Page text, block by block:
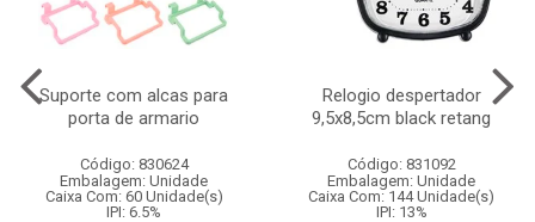
Suporte com alcas para
porta de armario
Código: 830624
Embalagem: Unidade
Caixa Com: 60 Unidade(s)
IPI: 6.5%
Relogio despertador
9,5x8,5cm black retang
Código: 831092
Embalagem: Unidade
Caixa Com: 144 Unidade(s)
IPI: 13%